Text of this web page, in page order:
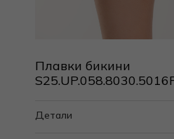
Плавки бикини
Детали